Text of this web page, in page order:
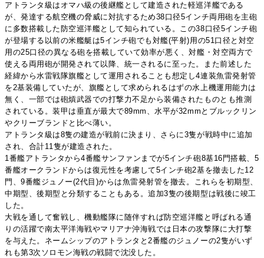
アトランタ級はオマハ級の後継艦として建造された軽巡洋艦である
が、発達する航空機の脅威に対抗するため38口径5インチ両用砲を主砲
に多数搭載した防空巡洋艦として知られている。この38口径5インチ砲
が登場する以前の米艦艇は5インチ砲でも対艦(平射)用の51口径と対空
用の25口径の異なる砲を搭載していて効率が悪く、対艦・対空両方で
使える両用砲が開発されて以降、統一されるに至った。また前述した
経緯から水雷戦隊旗艦として運用されることも想定し4連装魚雷発射管
を2基装備していたが、旗艦として求められるはずの水上機運用能力は
無く、一部では砲熕武器での打撃力不足から装備されたものとも推測
されている。装甲は垂直が最大で89mm、水平が32mmとブルックリン
やクリーブランドと比べ薄い。
アトランタ級は8隻の建造が戦前に決まり、さらに3隻が戦時中に追加
され、合計11隻が建造された。
1番艦アトランタから4番艦サンファンまでが5インチ砲8基16門搭載、5
番艦オークランドからは復元性を考慮して5インチ砲2基を撤去した12
門、9番艦ジュノー(2代目)からは魚雷発射管を撤去。これらを初期型、
中期型、後期型と分類することもある。追加3隻の後期型は戦後に竣工
した。
大戦を通して奮戦し、機動艦隊に随伴すれば防空巡洋艦と呼ばれる通
りの活躍で南太平洋海戦やマリアナ沖海戦では日本の攻撃隊に大打撃
を与えた。ネームシップのアトランタと2番艦のジュノーの2隻がいず
れも第3次ソロモン海戦の戦闘で沈没した。